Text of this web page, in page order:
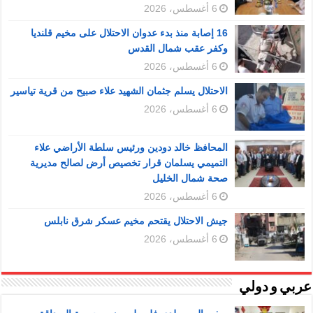
6 أغسطس، 2026
16 إصابة منذ بدء عدوان الاحتلال على مخيم قلنديا
وكفر عقب شمال القدس
6 أغسطس، 2026
الاحتلال يسلم جثمان الشهيد علاء صبيح من قرية تياسير
6 أغسطس، 2026
المحافظ خالد دودين ورئيس سلطة الأراضي علاء
التميمي يسلمان قرار تخصيص أرض لصالح مديرية
صحة شمال الخليل
6 أغسطس، 2026
جيش الاحتلال يقتحم مخيم عسكر شرق نابلس
6 أغسطس، 2026
عربي و دولي